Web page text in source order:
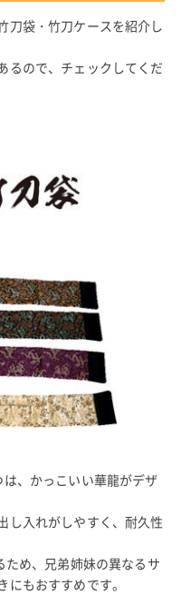
刀袋・竹刀ケースを紹介し
るので、チェックしてくだ
、かっこいい華龍がデザ
し入れがしやすく、耐久性
め、兄弟姉妹の異なるサ
もおすすめです。